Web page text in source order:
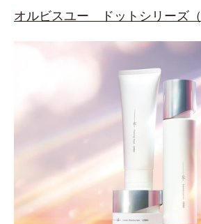
オルビスユー ドットシリーズ（